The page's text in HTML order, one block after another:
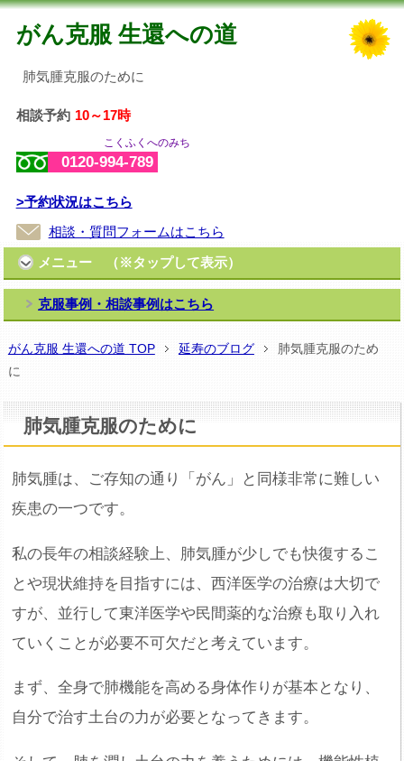
がん克服 生還への道
肺気腫克服のために
相談予約 10～17時
こくふくへのみち
0120-994-789
>予約状況はこちら
相談・質問フォームはこちら
メニュー （※タップして表示）
克服事例・相談事例はこちら
がん克服 生還への道 TOP 延寿のブログ
肺気腫克服のため
に
肺気腫克服のために
肺気腫は、ご存知の通り「がん」と同様非常に難しい
疾患の一つです。
私の長年の相談経験上、肺気腫が少しでも快復するこ
とや現状維持を目指すには、西洋医学の治療は大切で
すが、並行して東洋医学や民間薬的な治療も取り入れ
ていくことが必要不可欠だと考えています。
まず、全身で肺機能を高める身体作りが基本となり、
自分で治す土台の力が必要となってきます。